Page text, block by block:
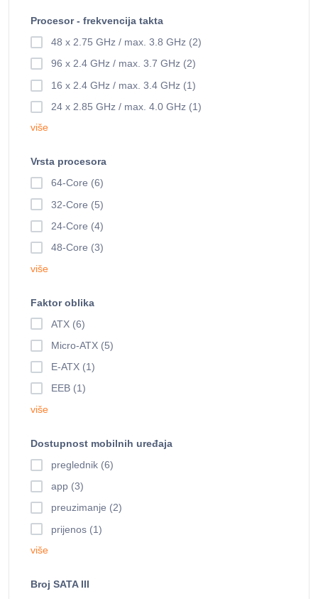
Procesor - frekvencija takta
48 x 2.75 GHz / max. 3.8 GHz (2)
96 x 2.4 GHz / max. 3.7 GHz (2)
16 x 2.4 GHz / max. 3.4 GHz (1)
24 x 2.85 GHz / max. 4.0 GHz (1)
više
Vrsta procesora
64-Core (6)
32-Core (5)
24-Core (4)
48-Core (3)
više
Faktor oblika
ATX (6)
Micro-ATX (5)
E-ATX (1)
EEB (1)
više
Dostupnost mobilnih uređaja
preglednik (6)
app (3)
preuzimanje (2)
prijenos (1)
više
Broj SATA III